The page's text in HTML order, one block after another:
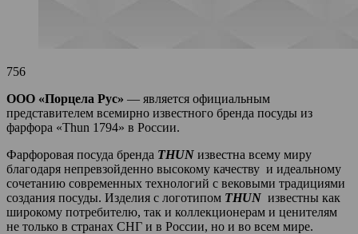
756
ООО «Порцела Рус» — является официальным
представителем всемирно известного бренда посуды из
фарфора «Thun 1794» в России.
Фарфоровая посуда бренда THUN известна всему миру
благодаря непревзойденно высокому качеству и идеальному
сочетанию современных технологий с вековыми традициями
создания посуды. Изделия с логотипом THUN известны как
широкому потребителю, так и коллекционерам и ценителям
не только в странах СНГ и в России, но и во всем мире.